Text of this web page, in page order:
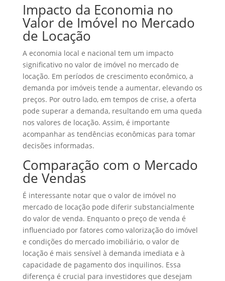
Impacto da Economia no
Valor de Imóvel no Mercado
de Locação
A economia local e nacional tem um impacto
significativo no valor de imóvel no mercado de
locação. Em períodos de crescimento econômico, a
demanda por imóveis tende a aumentar, elevando os
preços. Por outro lado, em tempos de crise, a oferta
pode superar a demanda, resultando em uma queda
nos valores de locação. Assim, é importante
acompanhar as tendências econômicas para tomar
decisões informadas.
Comparação com o Mercado
de Vendas
É interessante notar que o valor de imóvel no
mercado de locação pode diferir substancialmente
do valor de venda. Enquanto o preço de venda é
influenciado por fatores como valorização do imóvel
e condições do mercado imobiliário, o valor de
locação é mais sensível à demanda imediata e à
capacidade de pagamento dos inquilinos. Essa
diferença é crucial para investidores que desejam